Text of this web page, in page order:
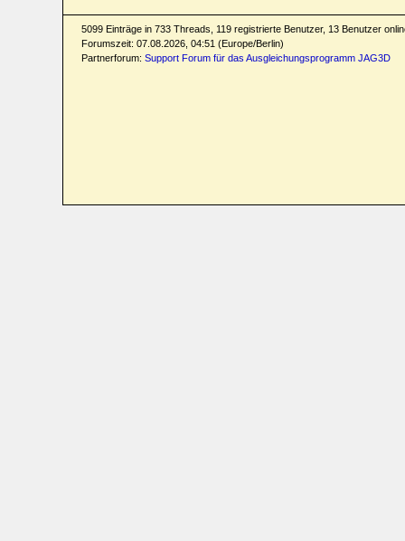
5099 Einträge in 733 Threads, 119 registrierte Benutzer, 13 Benutzer
Forumszeit: 07.08.2026, 04:51 (Europe/Berlin)
Partnerforum: Support Forum für das Ausgleichungsprogramm JAG3D